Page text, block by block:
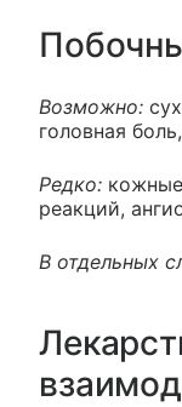
Возможно:
головная
Редко:
реакций,
В отдельных